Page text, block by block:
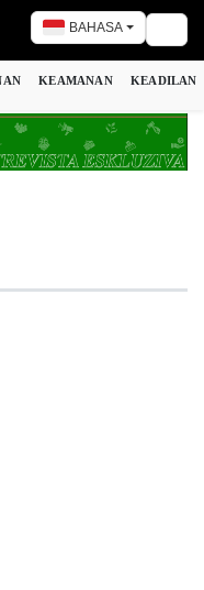
BAHASA
KEAMANAN KEADILAN